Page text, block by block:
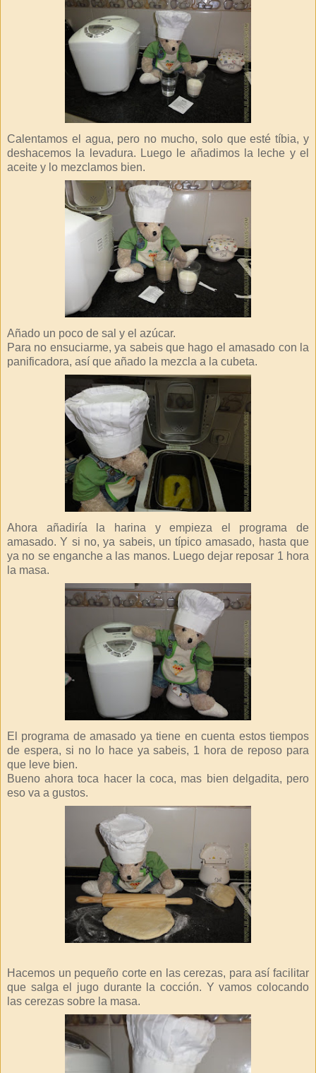
Calentamos el agua, pero no mucho, solo que esté tíbia, y
deshacemos la levadura. Luego le añadimos la leche y el
aceite y lo mezclamos bien.
Añado un poco de sal y el azúcar.
Para no ensuciarme, ya sabeis que hago el amasado con la
panificadora, así que añado la mezcla a la cubeta.
Ahora añadiría la harina y empieza el programa de
amasado. Y si no, ya sabeis, un típico amasado, hasta que
ya no se enganche a las manos. Luego dejar reposar 1 hora
la masa.
El programa de amasado ya tiene en cuenta estos tiempos
de espera, si no lo hace ya sabeis, 1 hora de reposo para
que leve bien.
Bueno ahora toca hacer la coca, mas bien delgadita, pero
eso va a gustos.
Hacemos un pequeño corte en las cerezas, para así facilitar
que salga el jugo durante la cocción. Y vamos colocando
las cerezas sobre la masa.